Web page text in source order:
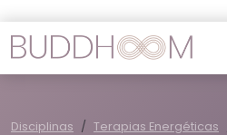
Disciplinas Terapias Energéticas